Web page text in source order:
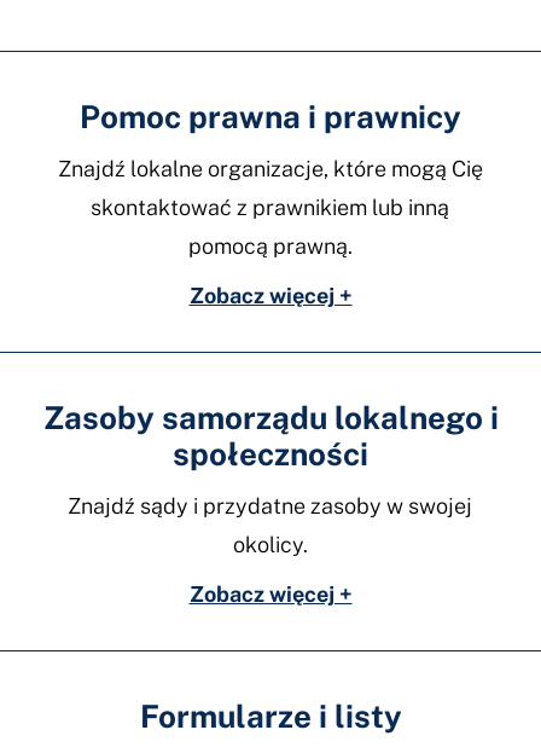
Pomoc prawna i prawnicy
Znajdź lokalne organizacje, które mogą Cię
skontaktować z prawnikiem lub inną
pomocą prawną.
Zobacz więcej +
Zasoby samorządu lokalnego i
społeczności
Znajdź sądy i przydatne zasoby w swojej
okolicy.
Zobacz więcej +
Formularze i listy